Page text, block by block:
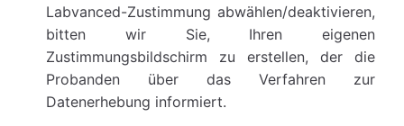
Labvanced-Zustimmung abwählen/deaktivieren,
bitten wir Sie, Ihren eigenen
Zustimmungsbildschirm zu erstellen, der die
Probanden über das Verfahren zur
Datenerhebung informiert.